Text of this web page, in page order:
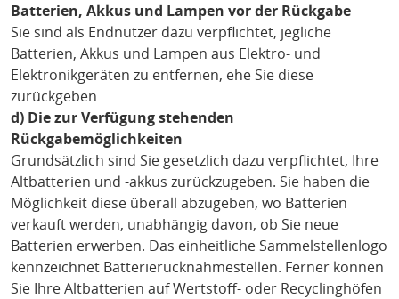
Batterien, Akkus und Lampen vor der Rückgabe
Sie sind als Endnutzer dazu verpflichtet, jegliche
Batterien, Akkus und Lampen aus Elektro- und
Elektronikgeräten zu entfernen, ehe Sie diese
zurückgeben
d) Die zur Verfügung stehenden
Rückgabemöglichkeiten
Grundsätzlich sind Sie gesetzlich dazu verpflichtet, Ihre
Altbatterien und -akkus zurückzugeben. Sie haben die
Möglichkeit diese überall abzugeben, wo Batterien
verkauft werden, unabhängig davon, ob Sie neue
Batterien erwerben. Das einheitliche Sammelstellenlogo
kennzeichnet Batterierücknahmestellen. Ferner können
Sie Ihre Altbatterien auf Wertstoff- oder Recyclinghöfen